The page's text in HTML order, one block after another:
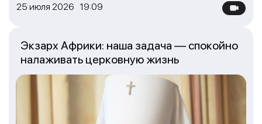
25 июля 2026 19:09
Экзарх Африки: наша задача — спокойно
налаживать церковную жизнь